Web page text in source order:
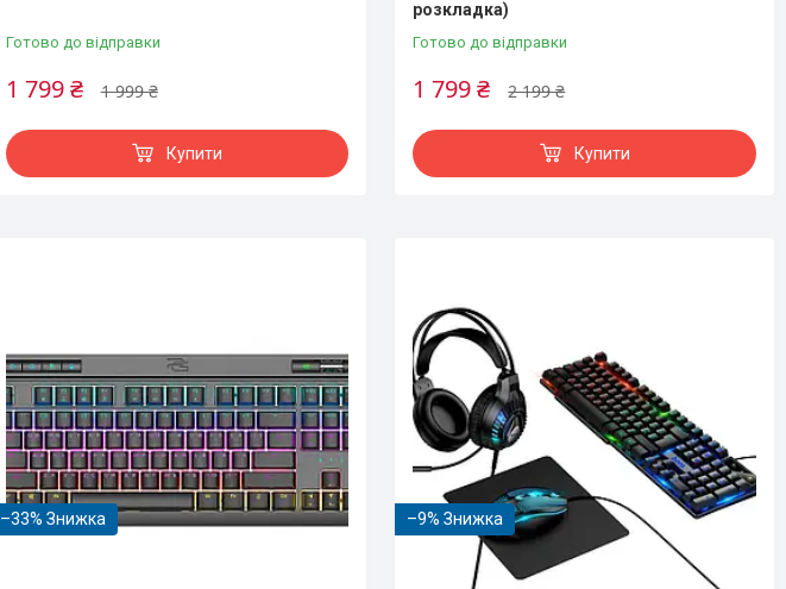
Готово до відправки
1 999 ₴
1 799 ₴
Купити
розкладка)
Готово до відправки
2 199 ₴
1 799 ₴
Купити
–33% –9%